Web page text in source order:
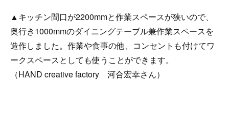
▲キッチン間口が2200mmと作業スペースが狭いので、
奥行き1000mmのダイニングテーブル兼作業スペースを
造作しました。作業や食事の他、コンセントも付けてワ
ークスペースとしても使うことができます。
（HAND creative factory 河合宏幸さん）